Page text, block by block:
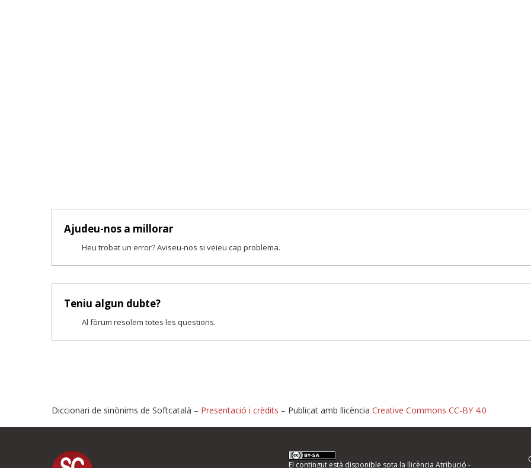
Ajudeu-nos a millorar
Heu trobat un error? Aviseu-nos si veieu cap problema.
Teniu algun dubte?
Al fòrum resolem totes les qüestions.
Proposeu-nos millores o informeu d'errors
Diccionari de sinònims de Softcatalà – Presentació i crèdits – Publicat amb llicència Creative Commons CC-BY 4.0
El contingut està disponible sota la llicència Atribució -